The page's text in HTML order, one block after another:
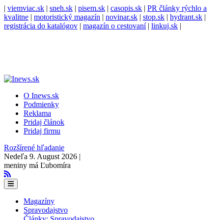
| viemviac.sk | sneh.sk | pisem.sk | casopis.sk | PR články rýchlo a
kvalitne | motoristický magazín | novinar.sk | stop.sk | hydrant.sk |
registrácia do katalógov | magazín o cestovaní| linkuj.sk |
O Inews.sk
Podmienky
Reklama
Pridaj článok
Pridaj firmu
Rozšírené hľadanie
Nedeľa 9. August 2026 |
meniny má Ľubomíra
Magazíny
Spravodajstvo